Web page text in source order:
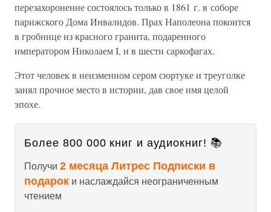
перезахоронение состоялось только в 1861 г. в соборе
парижского Дома Инвалидов. Прах Наполеона покоится
в гробнице из красного гранита, подаренного
императором Николаем I, и в шести саркофагах.
Этот человек в неизменном сером сюртуке и треуголке
занял прочное место в истории, дав свое имя целой
эпохе.
Более 800 000 книг и аудиокниг! 📚
Получи 2 месяца Литрес Подписки в
подарок и наслаждайся неограниченным
чтением